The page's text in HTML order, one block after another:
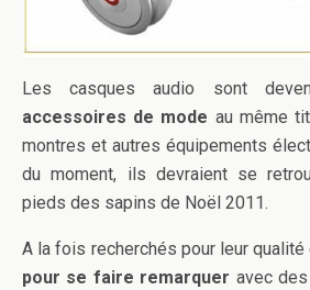
Les casques audio sont
accessoires de mode au même
montres et autres équipements
du moment, ils devraient se
pieds des sapins de Noël 2011.
A la fois recherchés pour leur
pour se faire remarquer avec